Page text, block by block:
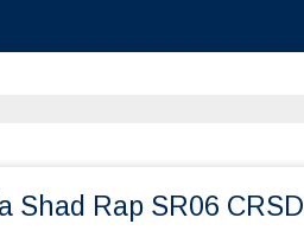
Shad Rap SR06 CRSD